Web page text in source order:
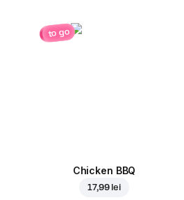
to go
Chicken BBQ
17,99 lei